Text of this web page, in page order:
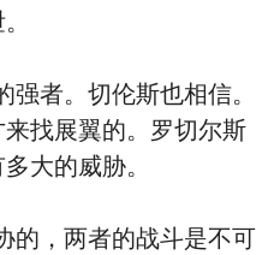
者。切伦斯也相信。
找展翼的。罗切尔斯
大的威胁。
，两者的战斗是不可